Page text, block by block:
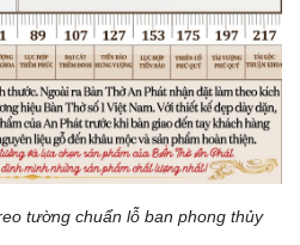
tường chuẩn lỗ ban phong thủy